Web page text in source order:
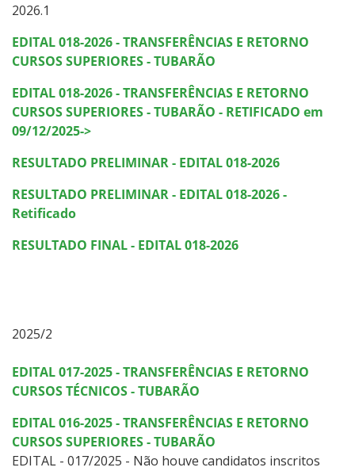
Transferências e Retornos
Provas e Gabaritos
Estatísticas dos Processos Seletivos
2026.1
EDITAL 018-2026 - TRANSFERÊNCIAS E RETORNO
CURSOS SUPERIORES - TUBARÃO
EDITAL 018-2026 - TRANSFERÊNCIAS E RETORNO
CURSOS SUPERIORES - TUBARÃO - RETIFICADO em
09/12/2025->
RESULTADO PRELIMINAR - EDITAL 018-2026
RESULTADO PRELIMINAR - EDITAL 018-2026 -
Retificado
RESULTADO FINAL - EDITAL 018-2026
2025/2
EDITAL 017-2025 - TRANSFERÊNCIAS E RETORNO
CURSOS TÉCNICOS - TUBARÃO
EDITAL 016-2025 - TRANSFERÊNCIAS E RETORNO
CURSOS SUPERIORES - TUBARÃO
EDITAL - 017/2025 - Não houve candidatos inscritos